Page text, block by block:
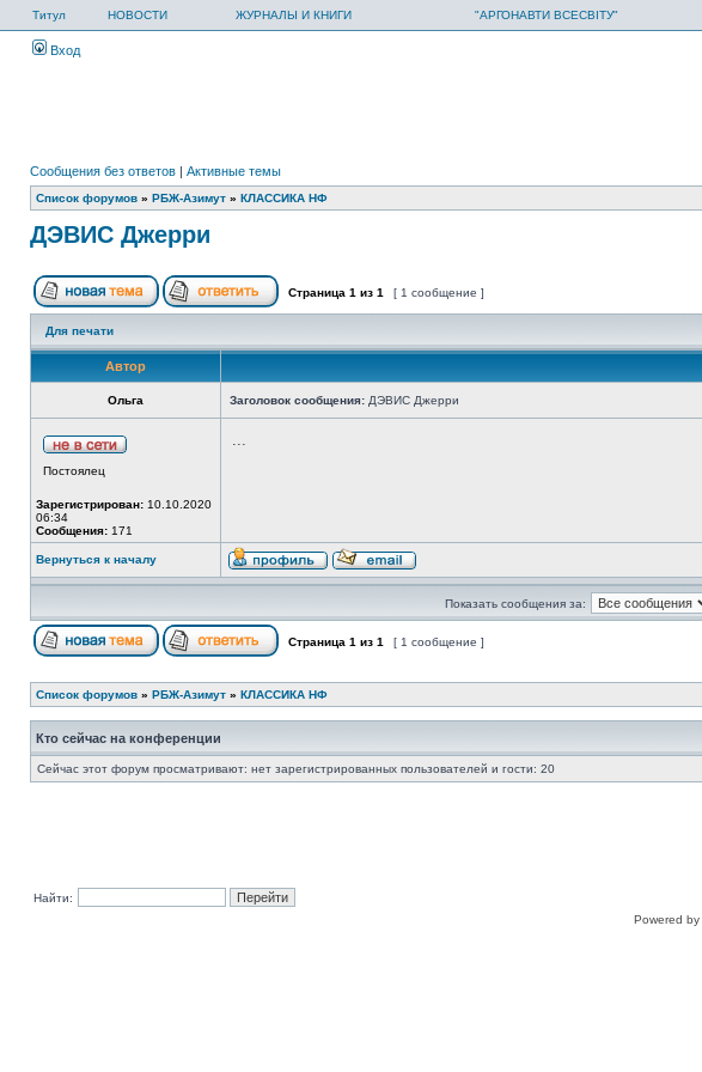
Титул НОВОСТИ ЖУРНАЛЫ И КНИГИ "АРГОНАВТИ ВСЕСВІТУ"
Вход
Сообщения без ответов | Активные темы
Список форумов » РБЖ-Азимут » КЛАССИКА НФ
ДЭВИС Джерри
Страница 1 из 1 [ 1 сообщение ]
Для печати
Автор
Ольга Заголовок сообщения: ДЭВИС Джерри
Постоялец
Зарегистрирован: 10.10.2020
06:34
Сообщения: 171
...
Вернуться к началу
Показать сообщения за:
Страница 1 из 1 [ 1 сообщение ]
Список форумов » РБЖ-Азимут » КЛАССИКА НФ
Кто сейчас на конференции
Сейчас этот форум просматривают: нет зарегистрированных пользователей и гости: 20
Найти:
Powered by